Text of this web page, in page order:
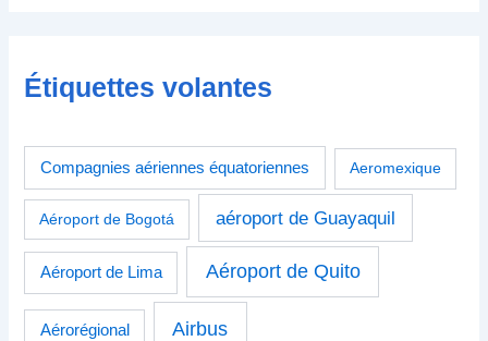
Étiquettes volantes
Compagnies aériennes équatoriennes Aeromexique
Aéroport de Bogotá aéroport de Guayaquil
Aéroport de Lima Aéroport de Quito
Aérorégional Airbus